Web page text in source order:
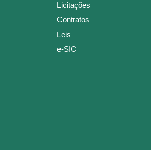
Licitações
Contratos
Leis
e-SIC